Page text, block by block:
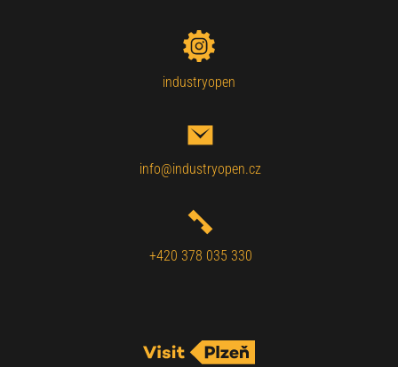
industryopen
info@industryopen.cz
+420 378 035 330